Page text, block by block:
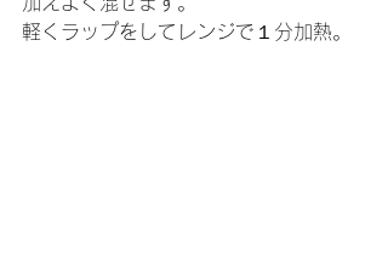
軽くラップをしてレンジで１分加熱。